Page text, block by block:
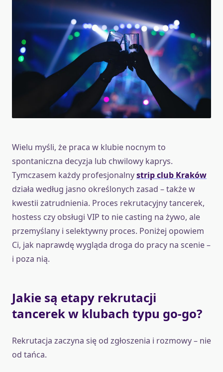
Wielu myśli, że praca w klubie nocnym to
spontaniczna decyzja lub chwilowy kaprys.
Tymczasem każdy profesjonalnystrip club Kraków
działa według jasno określonych zasad – także w
kwestii zatrudnienia. Proces rekrutacyjny tancerek,
hostess czy obsługi VIP to nie casting na żywo, ale
przemyślany i selektywny proces. Poniżej opowiem
Ci, jak naprawdę wygląda droga do pracy na scenie –
i poza nią.
Jakie są etapy rekrutacji
tancerek w klubach typu go-go?
Rekrutacja zaczyna się od zgłoszenia i rozmowy – nie
od tańca.